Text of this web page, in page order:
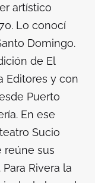
artístico
Lo conocí
Domingo.
de El
Editores y con
Puerto
En ese
Sucio
reúne sus
Rivera la